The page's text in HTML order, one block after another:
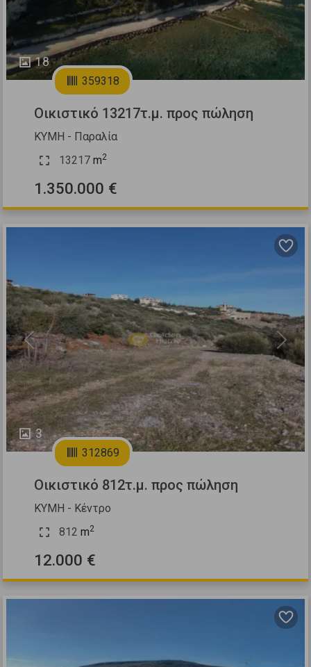
18
359318
Οικιστικό 13217τ.μ. προς πώληση
ΚΥΜΗ - Παραλία
13217 m2
1.350.000 €
3
Previous Next
312869
Οικιστικό 812τ.μ. προς πώληση
ΚΥΜΗ - Κέντρο
812 m2
12.000 €